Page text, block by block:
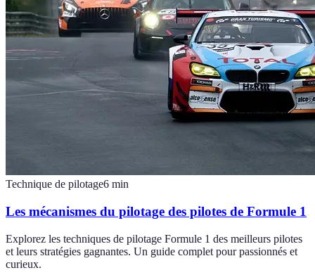
Technique de pilotage6 min
Les mécanismes du pilotage des pilotes de Formule 1
Explorez les techniques de pilotage Formule 1 des meilleurs pilotes
et leurs stratégies gagnantes. Un guide complet pour passionnés et
curieux.